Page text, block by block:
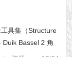
具集（Structure
Duik Bassel 2 角
全解[S01E03]